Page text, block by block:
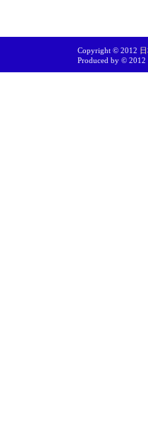
Copyright © 2012
Produced by © 2012